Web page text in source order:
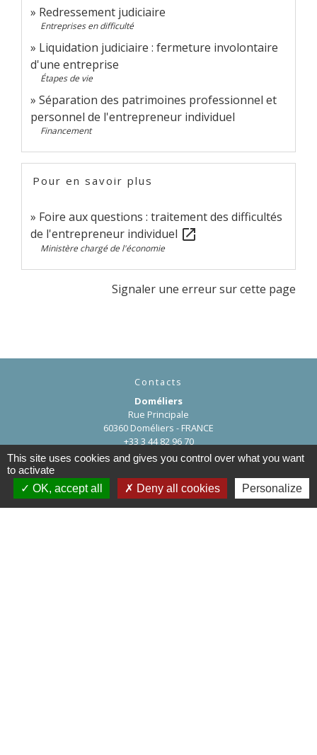
Redressement judiciaire
Entreprises en difficulté
Liquidation judiciaire : fermeture involontaire
d'une entreprise
Étapes de vie
Séparation des patrimoines professionnel et
personnel de l'entrepreneur individuel
Financement
Pour en savoir plus
Foire aux questions : traitement des difficultés
de l'entrepreneur individuel open_in_new
Ministère chargé de l'économie
Signaler une erreur sur cette page
Contacts
Doméliers
Rue Principale
60360 Doméliers - FRANCE
+33 3 44 82 96 70
Contact par formulaire
This site uses cookies and gives you control over what you want
to activate
OK, accept all
Deny all cookies Personalize